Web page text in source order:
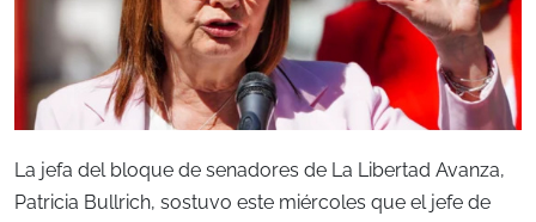
La jefa del bloque de senadores de La Libertad Avanza,
Patricia Bullrich, sostuvo este miércoles que el jefe de